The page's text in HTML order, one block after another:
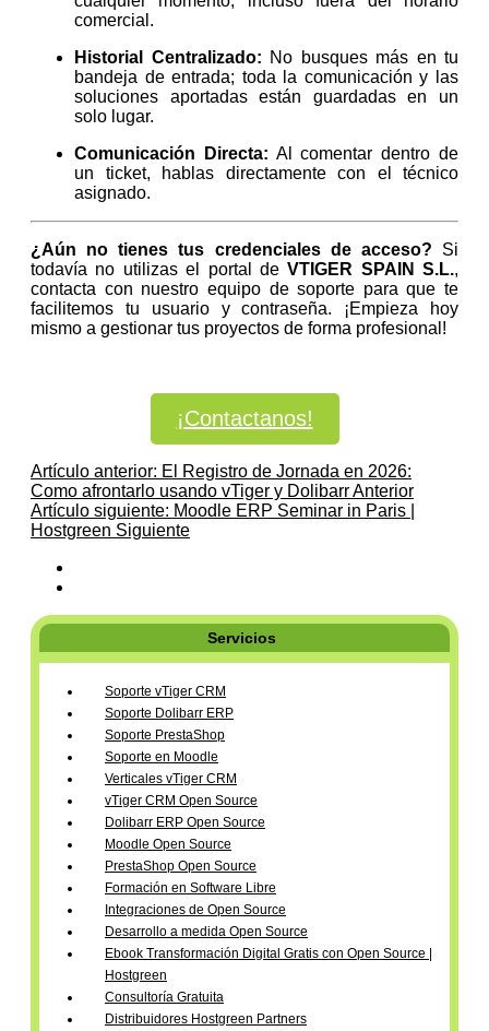
comercial.
Historial Centralizado: No busques más en tu
bandeja de entrada; toda la comunicación y las
soluciones aportadas están guardadas en un
solo lugar.
Comunicación Directa: Al comentar dentro de
un ticket, hablas directamente con el técnico
asignado.
¿Aún no tienes tus credenciales de acceso? Si
todavía no utilizas el portal deVTIGER SPAIN S.L.,
contacta con nuestro equipo de soporte para que te
facilitemos tu usuario y contraseña. ¡Empieza hoy
mismo a gestionar tus proyectos de forma profesional!
¡Contactanos!
Artículo anterior: El Registro de Jornada en 2026:
Como afrontarlo usando vTiger y DolibarrAnterior
Artículo siguiente: Moodle ERP Seminar in Paris |
Hostgreen Siguiente
Servicios
Soporte vTiger CRM
Soporte Dolibarr ERP
Soporte PrestaShop
Soporte en Moodle
Verticales vTiger CRM
vTiger CRM Open Source
Dolibarr ERP Open Source
Moodle Open Source
PrestaShop Open Source
Formación en Software Libre
Integraciones de Open Source
Desarrollo a medida Open Source
Ebook Transformación Digital Gratis con Open Source |
Hostgreen
Consultoría Gratuita
Distribuidores Hostgreen Partners